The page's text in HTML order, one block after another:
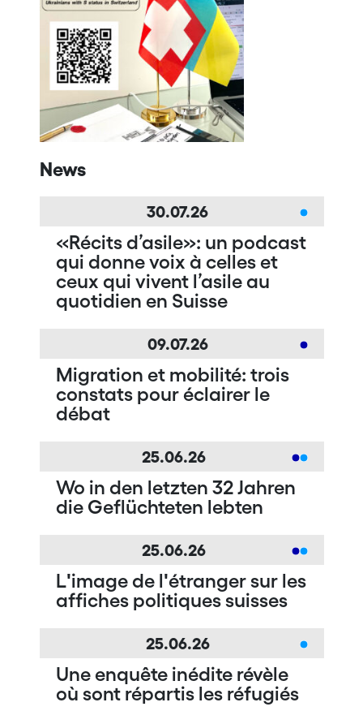
News
30.07.26
«Récits d’asile»: un podcast
qui donne voix à celles et
ceux qui vivent l’asile au
quotidien en Suisse
09.07.26
Migration et mobilité: trois
constats pour éclairer le
débat
25.06.26
Wo in den letzten 32 Jahren
die Geflüchteten lebten
25.06.26
Lʹimage de lʹétranger sur les
affiches politiques suisses
25.06.26
Une enquête inédite révèle
où sont répartis les réfugiés